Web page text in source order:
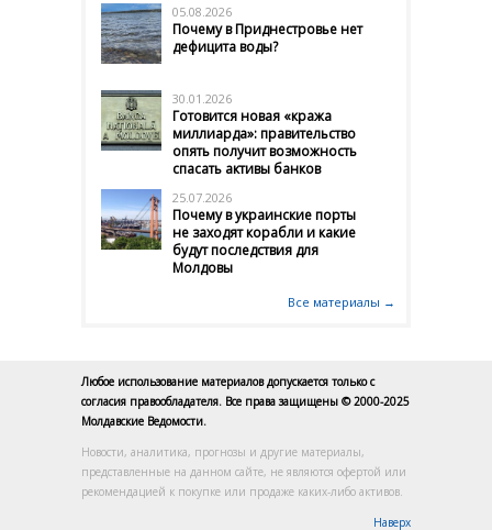
05.08.2026
Почему в Приднестровье нет
дефицита воды?
30.01.2026
Готовится новая «кража
миллиарда»: правительство
опять получит возможность
спасать активы банков
25.07.2026
Почему в украинские порты
не заходят корабли и какие
будут последствия для
Молдовы
Все материалы →
Любое использование материалов допускается только с
согласия правообладателя. Все права защищены © 2000-2025
Молдавские Ведомости.
Новости, аналитика, прогнозы и другие материалы,
представленные на данном сайте, не являются офертой или
рекомендацией к покупке или продаже каких-либо активов.
Наверх